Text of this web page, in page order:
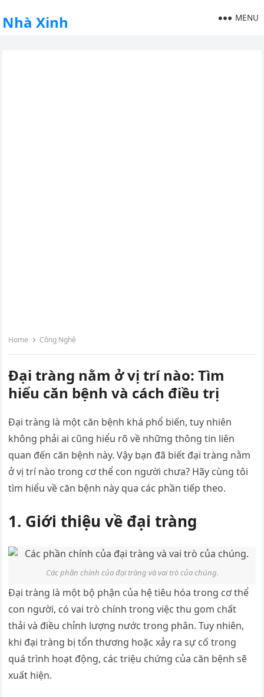
Nhà Xinh MENU
Home Công Nghệ
Đại tràng nằm ở vị trí nào: Tìm
hiểu căn bệnh và cách điều trị
Đại tràng là một căn bệnh khá phổ biến, tuy nhiên
không phải ai cũng hiểu rõ về những thông tin liên
quan đến căn bệnh này. Vậy bạn đã biết đại tràng nằm
ở vị trí nào trong cơ thể con người chưa? Hãy cùng tôi
tìm hiểu về căn bệnh này qua các phần tiếp theo.
1. Giới thiệu về đại tràng
Các phần chính của đại tràng và vai trò của chúng.
Đại tràng là một bộ phận của hệ tiêu hóa trong cơ thể
con người, có vai trò chính trong việc thu gom chất
thải và điều chỉnh lượng nước trong phân. Tuy nhiên,
khi đại tràng bị tổn thương hoặc xảy ra sự cố trong
quá trình hoạt động, các triệu chứng của căn bệnh sẽ
xuất hiện.